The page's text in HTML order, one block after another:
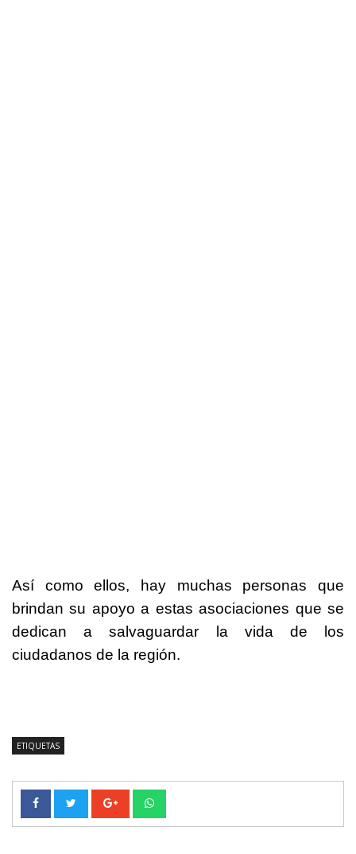
Así como ellos, hay muchas personas que
brindan su apoyo a estas asociaciones que se
dedican a salvaguardar la vida de los
ciudadanos de la región.
ETIQUETAS